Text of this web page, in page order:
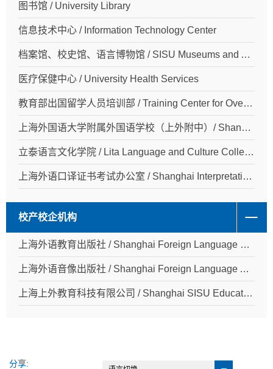
图书馆 / University Library
信息技术中心 / Information Technology Center
档案馆、校史馆、语言博物馆 / SISU Museums and Archives
医疗保健中心 / University Health Services
教育部出国留学人员培训部 / Training Center for Overseas Study
上海外国语大学附属外国语学校（上外附中）/ Shanghai Foreign Language School
立泰语言文化学院 / Lita Language and Culture College
上海外语口译证书考试办公室 / Shanghai Interpretation Accreditation
校产校企机构
上海外语教育出版社 / Shanghai Foreign Language Education Press
上海外语音像出版社 / Shanghai Foreign Language Audiovisual Publishing House
上海上外教育科技有限公司 / Shanghai SISU Education & Technology Co.,Ltd
分享: